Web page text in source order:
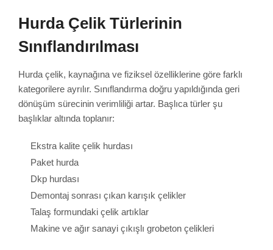
Hurda Çelik Türlerinin
Sınıflandırılması
Hurda çelik, kaynağına ve fiziksel özelliklerine göre farklı
kategorilere ayrılır. Sınıflandırma doğru yapıldığında geri
dönüşüm sürecinin verimliliği artar. Başlıca türler şu
başlıklar altında toplanır:
Ekstra kalite çelik hurdası
Paket hurda
Dkp hurdası
Demontaj sonrası çıkan karışık çelikler
Talaş formundaki çelik artıklar
Makine ve ağır sanayi çıkışlı grobeton çelikleri